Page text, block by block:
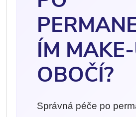
ÍM
OBOČÍ?
Správná péče po